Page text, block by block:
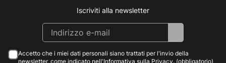
Instagram
Facebook
Linkedin
Youtube
Iscriviti alla newsletter
Accetto che i miei dati personali siano trattati per l'invio della
newsletter, come indicato nell'Informativa sulla Privacy. (obbligatorio)